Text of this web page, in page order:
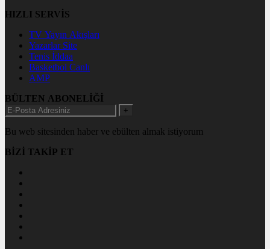
HIZLI SERVİS
TV Yayın Akışları
Yazarlar Site
Tenis İddaa
Basketbol Canlı
AMP
BÜLTEN ABONELİĞİ
+
Bu web sitesinden haber ve ebülten almak istiyorum
BİZİ TAKİP ET